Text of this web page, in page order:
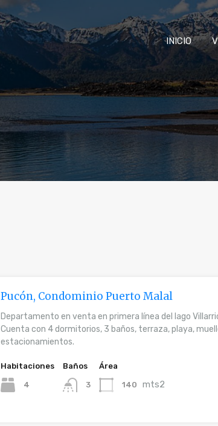
INICIO
Pucón, Condominio Puerto Malal
Departamento en venta en primera línea del lago
Cuenta con 4 dormitorios, 3 baños, terraza, playa,
estacionamientos.
Habitaciones
4
Baños
3
Área
140 mts2